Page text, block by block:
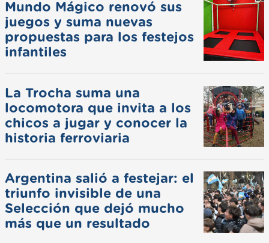
Mundo Mágico renovó sus
juegos y suma nuevas
propuestas para los festejos
infantiles
La Trocha suma una
locomotora que invita a los
chicos a jugar y conocer la
historia ferroviaria
Argentina salió a festejar: el
triunfo invisible de una
Selección que dejó mucho
más que un resultado